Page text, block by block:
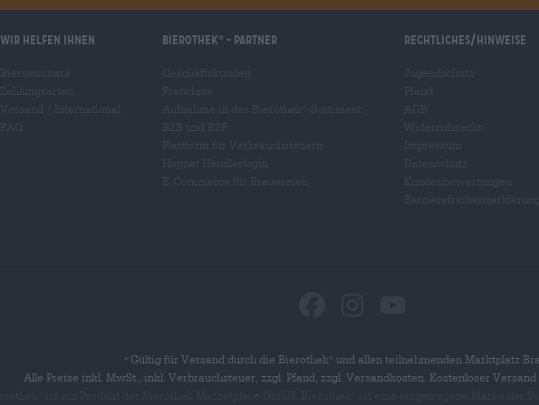
Wir helfen Ihnen Bierothek - Partner Rechtliches/Hinweise
* Gültig für Versand durch die Bierothek
und allen teilnehmenden Marktplatz
Alle Preise inkl. MwSt., inkl. Verbrauchsteuer, zzgl. Pfand, zzgl. Versandkosten. Kostenloser Versand
ist eine eingetragene Marke der